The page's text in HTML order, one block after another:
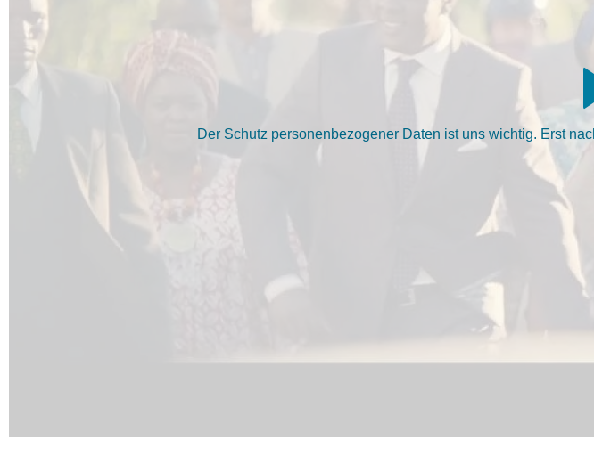
Der Schutz personenbezogener Daten ist uns wichtig. Erst